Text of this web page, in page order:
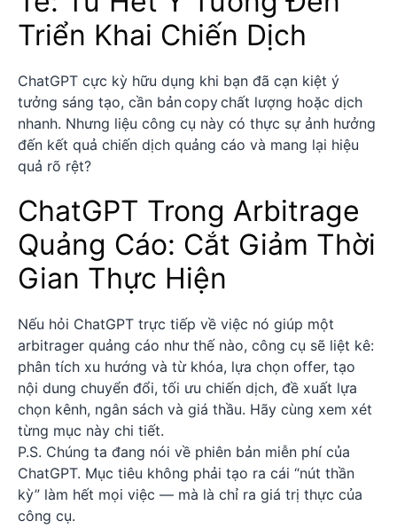
Triển Khai Chiến Dịch
ChatGPT cực kỳ hữu dụng khi bạn đã cạn kiệt ý
tưởng sáng tạo, cần bản copy chất lượng hoặc dịch
nhanh. Nhưng liệu công cụ này có thực sự ảnh hưởng
đến kết quả chiến dịch quảng cáo và mang lại hiệu
quả rõ rệt?
ChatGPT Trong Arbitrage
Quảng Cáo: Cắt Giảm Thời
Gian Thực Hiện
Nếu hỏi ChatGPT trực tiếp về việc nó giúp một
arbitrager quảng cáo như thế nào, công cụ sẽ liệt kê:
phân tích xu hướng và từ khóa, lựa chọn offer, tạo
nội dung chuyển đổi, tối ưu chiến dịch, đề xuất lựa
chọn kênh, ngân sách và giá thầu. Hãy cùng xem xét
từng mục này chi tiết.
P.S. Chúng ta đang nói về phiên bản miễn phí của
ChatGPT. Mục tiêu không phải tạo ra cái “nút thần
kỳ” làm hết mọi việc — mà là chỉ ra giá trị thực của
công cụ.